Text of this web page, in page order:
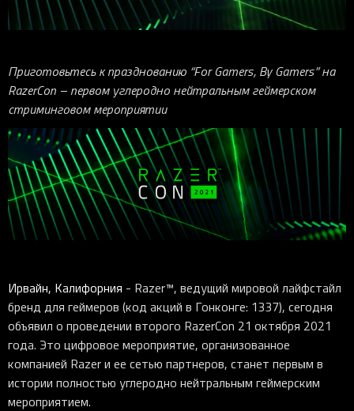
Рюкзаки
Аксессуары
Pro Click
Аксессуары для мышей
Tartarus
Аксессуары для клавиатур
Hammerhead
Аксессуары для аудио
Wireless Control Pod
Kraken Kitty
Kiyo
Освещение
Ripsaw
Все устройства
Goliathus
Firefly
Strider
Sphex
Gigantus
Pro Glide
Pro Click V2
Pro Click V2 Vertical
Pro Type
Pro Glide XXL
Аксессуары
Софт
Synapse 4
Synapse 3
Chroma™ RGB
THX Spatial
7.1 Sound
Synapse 2 Legacy
Streamer Companion App
Cortex
iOS-приложения
Киберспорт
Приготовьтесь к празднованию “For Gamers, By Gamers” на
RazerCon – первом углеродно нейтральным геймерском
стриминговом мероприятии
Ирвайн, Калифорния - Razer™, ведущий мировой лайфстайл
бренд для геймеров (код акций в Гонконге: 1337), сегодня
объявил о проведении второго RazerCon 21 октября 2021
года. Это цифровое мероприятие, организованное
компанией Razer и ее сетью партнеров, станет первым в
истории полностью углеродно нейтральным геймерским
мероприятием.